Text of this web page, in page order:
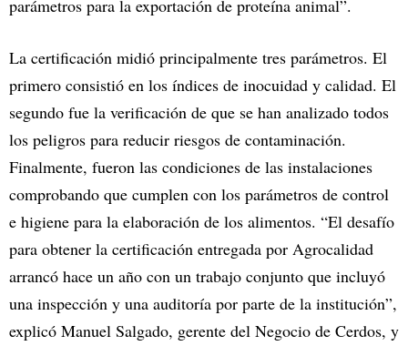
parámetros para la exportación de proteína animal”.
La certificación midió principalmente tres parámetros. El
primero consistió en los índices de inocuidad y calidad. El
segundo fue la verificación de que se han analizado todos
los peligros para reducir riesgos de contaminación.
Finalmente, fueron las condiciones de las instalaciones
comprobando que cumplen con los parámetros de control
e higiene para la elaboración de los alimentos. “El desafío
para obtener la certificación entregada por Agrocalidad
arrancó hace un año con un trabajo conjunto que incluyó
una inspección y una auditoría por parte de la institución”,
explicó Manuel Salgado, gerente del Negocio de Cerdos, y